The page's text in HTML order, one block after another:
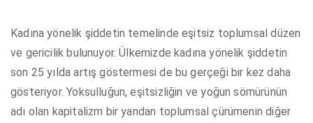
Kadına yönelik şiddetin temelinde eşitsiz toplumsal düzen
ve gericilik bulunuyor. Ülkemizde kadına yönelik şiddetin
son 25 yılda artış göstermesi de bu gerçeği bir kez daha
gösteriyor. Yoksulluğun, eşitsizliğin ve yoğun sömürünün
adı olan kapitalizm bir yandan toplumsal çürümenin diğer